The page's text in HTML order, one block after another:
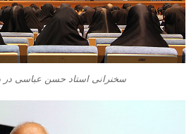
سخنرانی استاد حسن عباسی در